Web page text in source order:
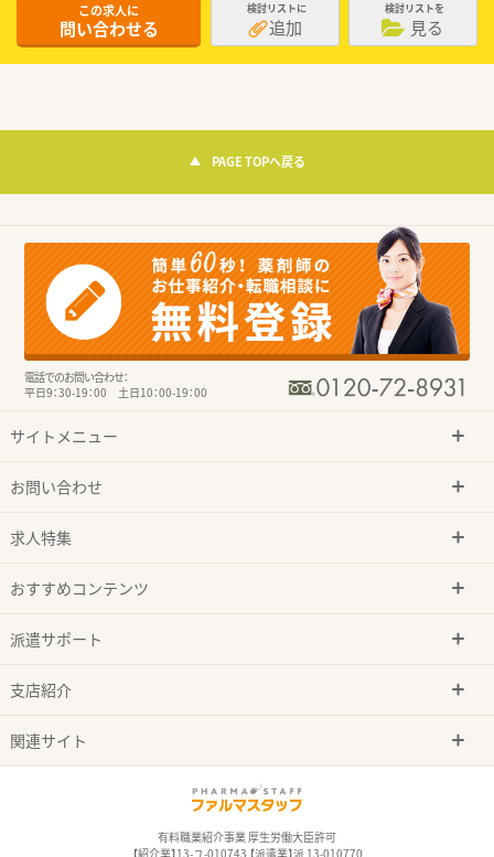
この求人に
問い合わせる
検討リストに
追加
検討リストを
見る
PAGE TOPへ戻る
電話でのお問い合わせ：
平日9：30-19：00 土日10：00-19：00
サイトメニュー
お問い合わせ
求人特集
おすすめコンテンツ
派遣サポート
支店紹介
関連サイト
有料職業紹介事業 厚生労働大臣許可
【紹介業】13-ユ-010743 【派遣業】派 13-010770